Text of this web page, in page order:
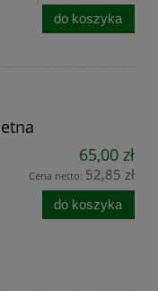
do koszyka
65,00 zł
Cena netto: 52,85 zł
do koszyka